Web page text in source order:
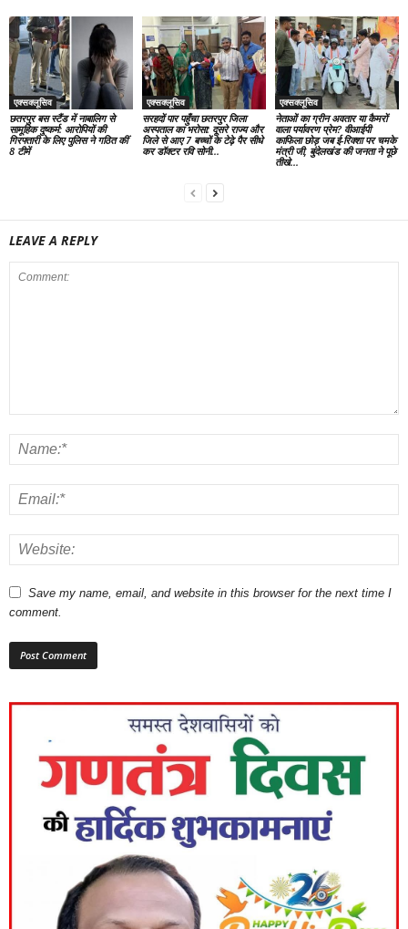
एक्सक्लूसिव
छतरपुर बस स्टैंड में नाबालिग से
सामूहिक दुष्कर्म: आरोपियों की
गिरफ्तारी के लिए पुलिस ने गठित कीं
8 टीमें
एक्सक्लूसिव
सरहदों पार पहुँचा छतरपुर जिला
अस्पताल का भरोसा: दूसरे राज्य और
जिले से आए 7 बच्चों के टेढ़े पैर सीधे
कर डॉक्टर रवि सोनी...
एक्सक्लूसिव
नेताओं का ग्रीन अवतार या कैमरों
वाला पर्यावरण प्रेम? वीआईपी
काफिला छोड़ जब ई-रिक्शा पर चमके
मंत्री जी, बुंदेलखंड की जनता ने पूछे
तीखे...
LEAVE A REPLY
Save my name, email, and website in this browser for the next time I
comment.